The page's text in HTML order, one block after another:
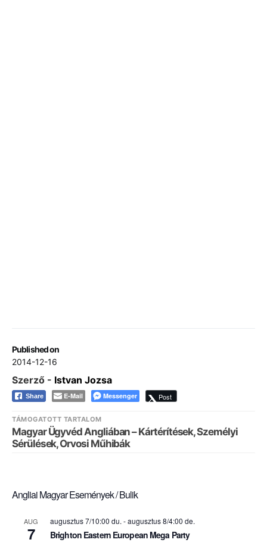
Published on
2014-12-16
Szerző - Istvan Jozsa
Share E-Mail Messenger Post
TÁMOGATOTT TARTALOM
Magyar Ügyvéd Angliában – Kártérítések, Személyi
Sérülések, Orvosi Műhibák
Angliai Magyar Események / Bulik
AUG
7
augusztus 7/10:00 du. -augusztus 8/4:00 de.
Brighton Eastern European Mega Party